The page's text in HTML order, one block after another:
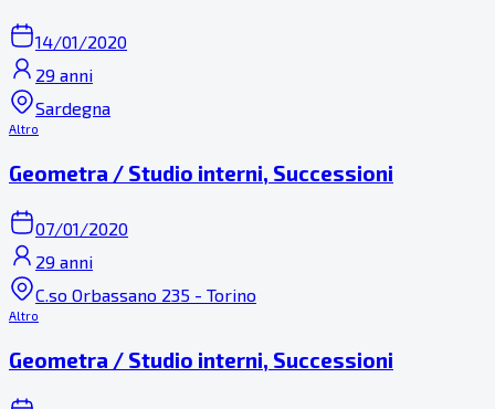
14/01/2020
29 anni
Sardegna
Altro
Geometra / Studio interni, Successioni
07/01/2020
29 anni
C.so Orbassano 235 - Torino
Altro
Geometra / Studio interni, Successioni